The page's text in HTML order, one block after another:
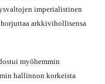
imperialistinen
arkkivihollisensa
myöhemmin
hallinnon korkeista